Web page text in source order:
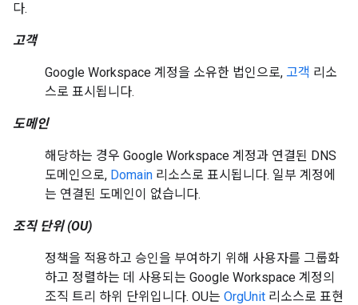
다.
고객
Google Workspace 계정을 소유한 법인으로, 고객 리소
스로 표시됩니다.
도메인
해당하는 경우 Google Workspace 계정과 연결된 DNS
도메인으로, Domain 리소스로 표시됩니다. 일부 계정에
는 연결된 도메인이 없습니다.
조직 단위 (OU)
정책을 적용하고 승인을 부여하기 위해 사용자를 그룹화
하고 정렬하는 데 사용되는 Google Workspace 계정의
조직 트리 하위 단위입니다. OU는 OrgUnit 리소스로 표현